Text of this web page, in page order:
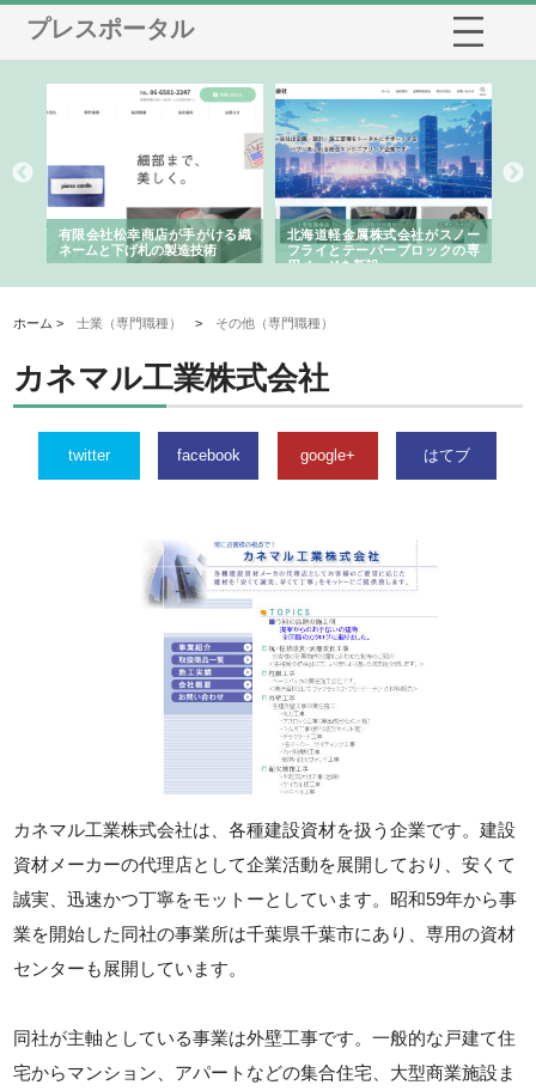
プレスポータル
有限会社松幸商店が手がける織
ネームと下げ札の製造技術
北海道軽金属株式会社がスノー
フライとテーパーブロックの専
用ページを新設
ホーム >士業（専門職種） > その他（専門職種）
カネマル工業株式会社
twitter facebook google+ はてブ
カネマル工業株式会社は、各種建設資材を扱う企業です。建設
資材メーカーの代理店として企業活動を展開しており、安くて
誠実、迅速かつ丁寧をモットーとしています。昭和59年から事
業を開始した同社の事業所は千葉県千葉市にあり、専用の資材
センターも展開しています。
同社が主軸としている事業は外壁工事です。一般的な戸建て住
宅からマンション、アパートなどの集合住宅、大型商業施設ま